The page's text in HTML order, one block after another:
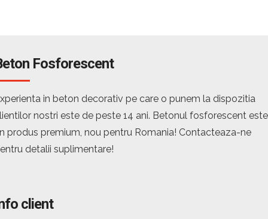
Fosforescent
in beton decorativ pe care o punem la dispozitia
nostri este de peste 14 ani. Betonul fosforescent este
produs premium, nou pentru Romania! Contacteaza-ne
detalii suplimentare!
client